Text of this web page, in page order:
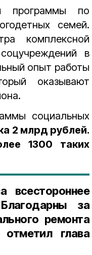
программы по
семей.
комплексной
в
опыт работы
оказывают
социальных
2 млрд рублей.
1300 таких
всестороннее
за
ремонта
глава